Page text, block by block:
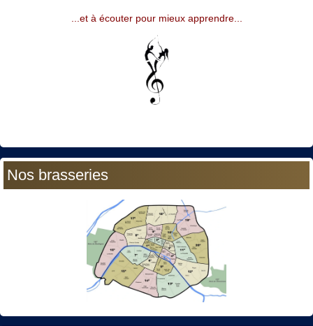
...et à écouter pour mieux apprendre...
Nos brasseries